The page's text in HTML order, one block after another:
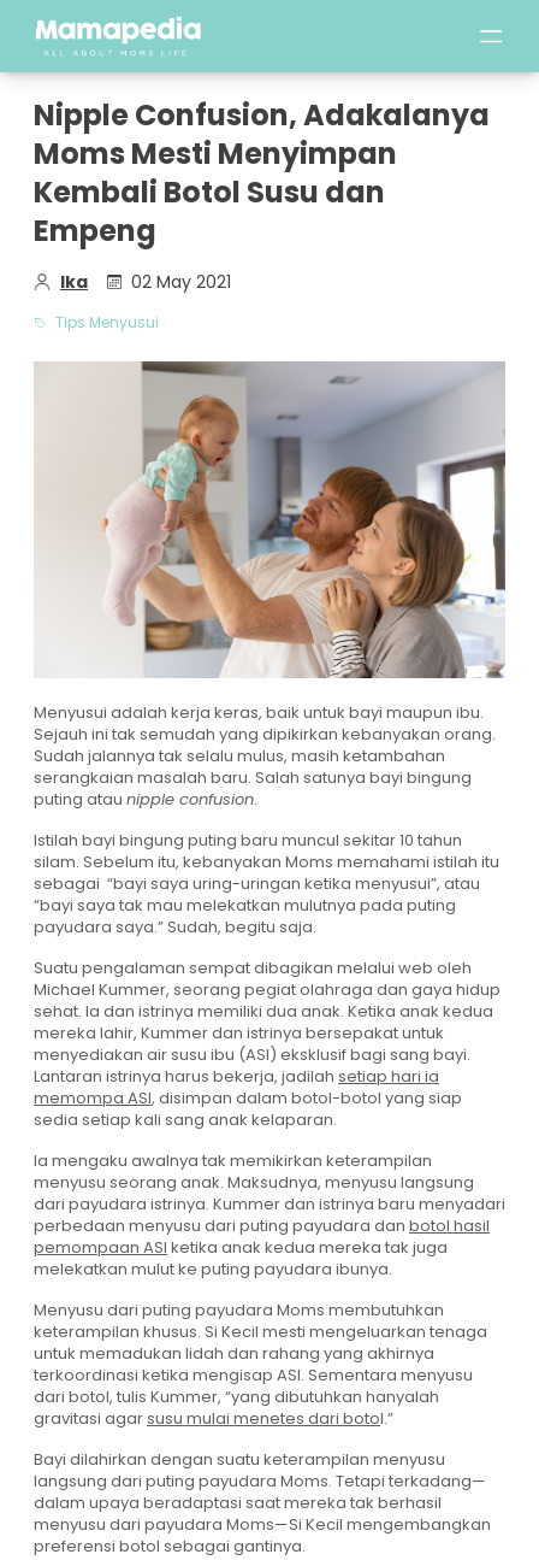
Nipple Confusion, Adakalanya
Moms Mesti Menyimpan
Kembali Botol Susu dan
Empeng
Ika 02 May 2021
Tips Menyusui
Menyusui adalah kerja keras, baik untuk bayi maupun ibu.
Sejauh ini tak semudah yang dipikirkan kebanyakan orang.
Sudah jalannya tak selalu mulus, masih ketambahan
serangkaian masalah baru. Salah satunya bayi bingung
puting atau nipple confusion.
Istilah bayi bingung puting baru muncul sekitar 10 tahun
silam. Sebelum itu, kebanyakan Moms memahami istilah itu
sebagai “bayi saya uring-uringan ketika menyusui”, atau
“bayi saya tak mau melekatkan mulutnya pada puting
payudara saya.” Sudah, begitu saja.
Suatu pengalaman sempat dibagikan melalui web oleh
Michael Kummer, seorang pegiat olahraga dan gaya hidup
sehat. Ia dan istrinya memiliki dua anak. Ketika anak kedua
mereka lahir, Kummer dan istrinya bersepakat untuk
menyediakan air susu ibu (ASI) eksklusif bagi sang bayi.
Lantaran istrinya harus bekerja, jadilah setiap hari ia
memompa ASI, disimpan dalam botol-botol yang siap
sedia setiap kali sang anak kelaparan.
Ia mengaku awalnya tak memikirkan keterampilan
menyusu seorang anak. Maksudnya, menyusu langsung
dari payudara istrinya. Kummer dan istrinya baru menyadari
perbedaan menyusu dari puting payudara dan botol hasil
pemompaan ASI ketika anak kedua mereka tak juga
melekatkan mulut ke puting payudara ibunya.
Menyusu dari puting payudara Moms membutuhkan
keterampilan khusus. Si Kecil mesti mengeluarkan tenaga
untuk memadukan lidah dan rahang yang akhirnya
terkoordinasi ketika mengisap ASI. Sementara menyusu
dari botol, tulis Kummer, “yang dibutuhkan hanyalah
gravitasi agarsusu mulai menetes dari botol.”
Bayi dilahirkan dengan suatu keterampilan menyusu
langsung dari puting payudara Moms. Tetapi terkadang—
dalam upaya beradaptasi saat mereka tak berhasil
menyusu dari payudara Moms—Si Kecil mengembangkan
preferensi botol sebagai gantinya.